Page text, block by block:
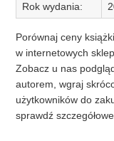
Rok wydania:
Porównaj ceny
w internetowych
Zobacz u nas
autorem, wgraj
użytkowników do
sprawdź